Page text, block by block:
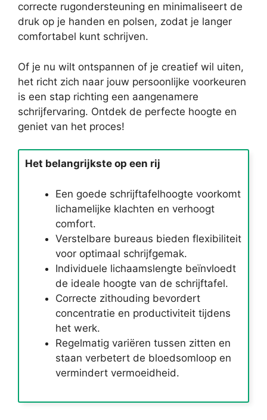
correcte rugondersteuning en minimaliseert de
druk op je handen en polsen, zodat je langer
comfortabel kunt schrijven.
Of je nu wilt ontspannen of je creatief wil uiten,
het richt zich naar jouw persoonlijke voorkeuren
is een stap richting een aangenamere
schrijfervaring. Ontdek de perfecte hoogte en
geniet van het proces!
Het belangrijkste op een rij
Een goede schrijftafelhoogte voorkomt
lichamelijke klachten en verhoogt
comfort.
Verstelbare bureaus bieden flexibiliteit
voor optimaal schrijfgemak.
Individuele lichaamslengte beïnvloedt
de ideale hoogte van de schrijftafel.
Correcte zithouding bevordert
concentratie en productiviteit tijdens
het werk.
Regelmatig variëren tussen zitten en
staan verbetert de bloedsomloop en
vermindert vermoeidheid.